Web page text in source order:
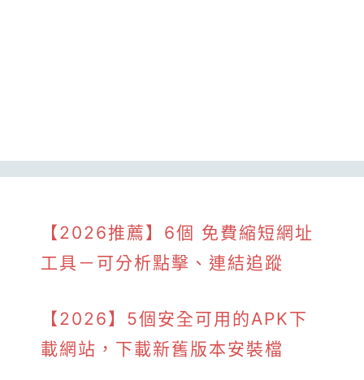
【2026推薦】6個 免費縮短網址
工具－可分析點擊、連結追蹤
【2026】5個安全可用的APK下
載網站，下載新舊版本安裝檔